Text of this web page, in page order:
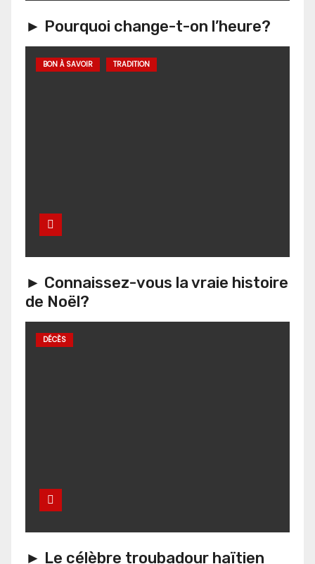
► Pourquoi change-t-on l’heure?
BON À SAVOIR TRADITION
► Connaissez-vous la vraie histoire
de Noël?
DÉCÈS
► Le célèbre troubadour haïtien